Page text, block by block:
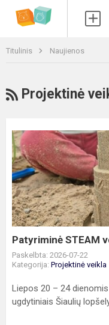
Titulinis Naujienos
RSS
Projektinė
Patyriminė
STEAM
veikla
„Kuriu,
taškau,
tyrinėju!“
Patyriminė STEAM
Paskelbta: 2026-07-22
Kategorija: Projektinė veikla
Liepos 20 – 24
ugdytiniais Šiaulių